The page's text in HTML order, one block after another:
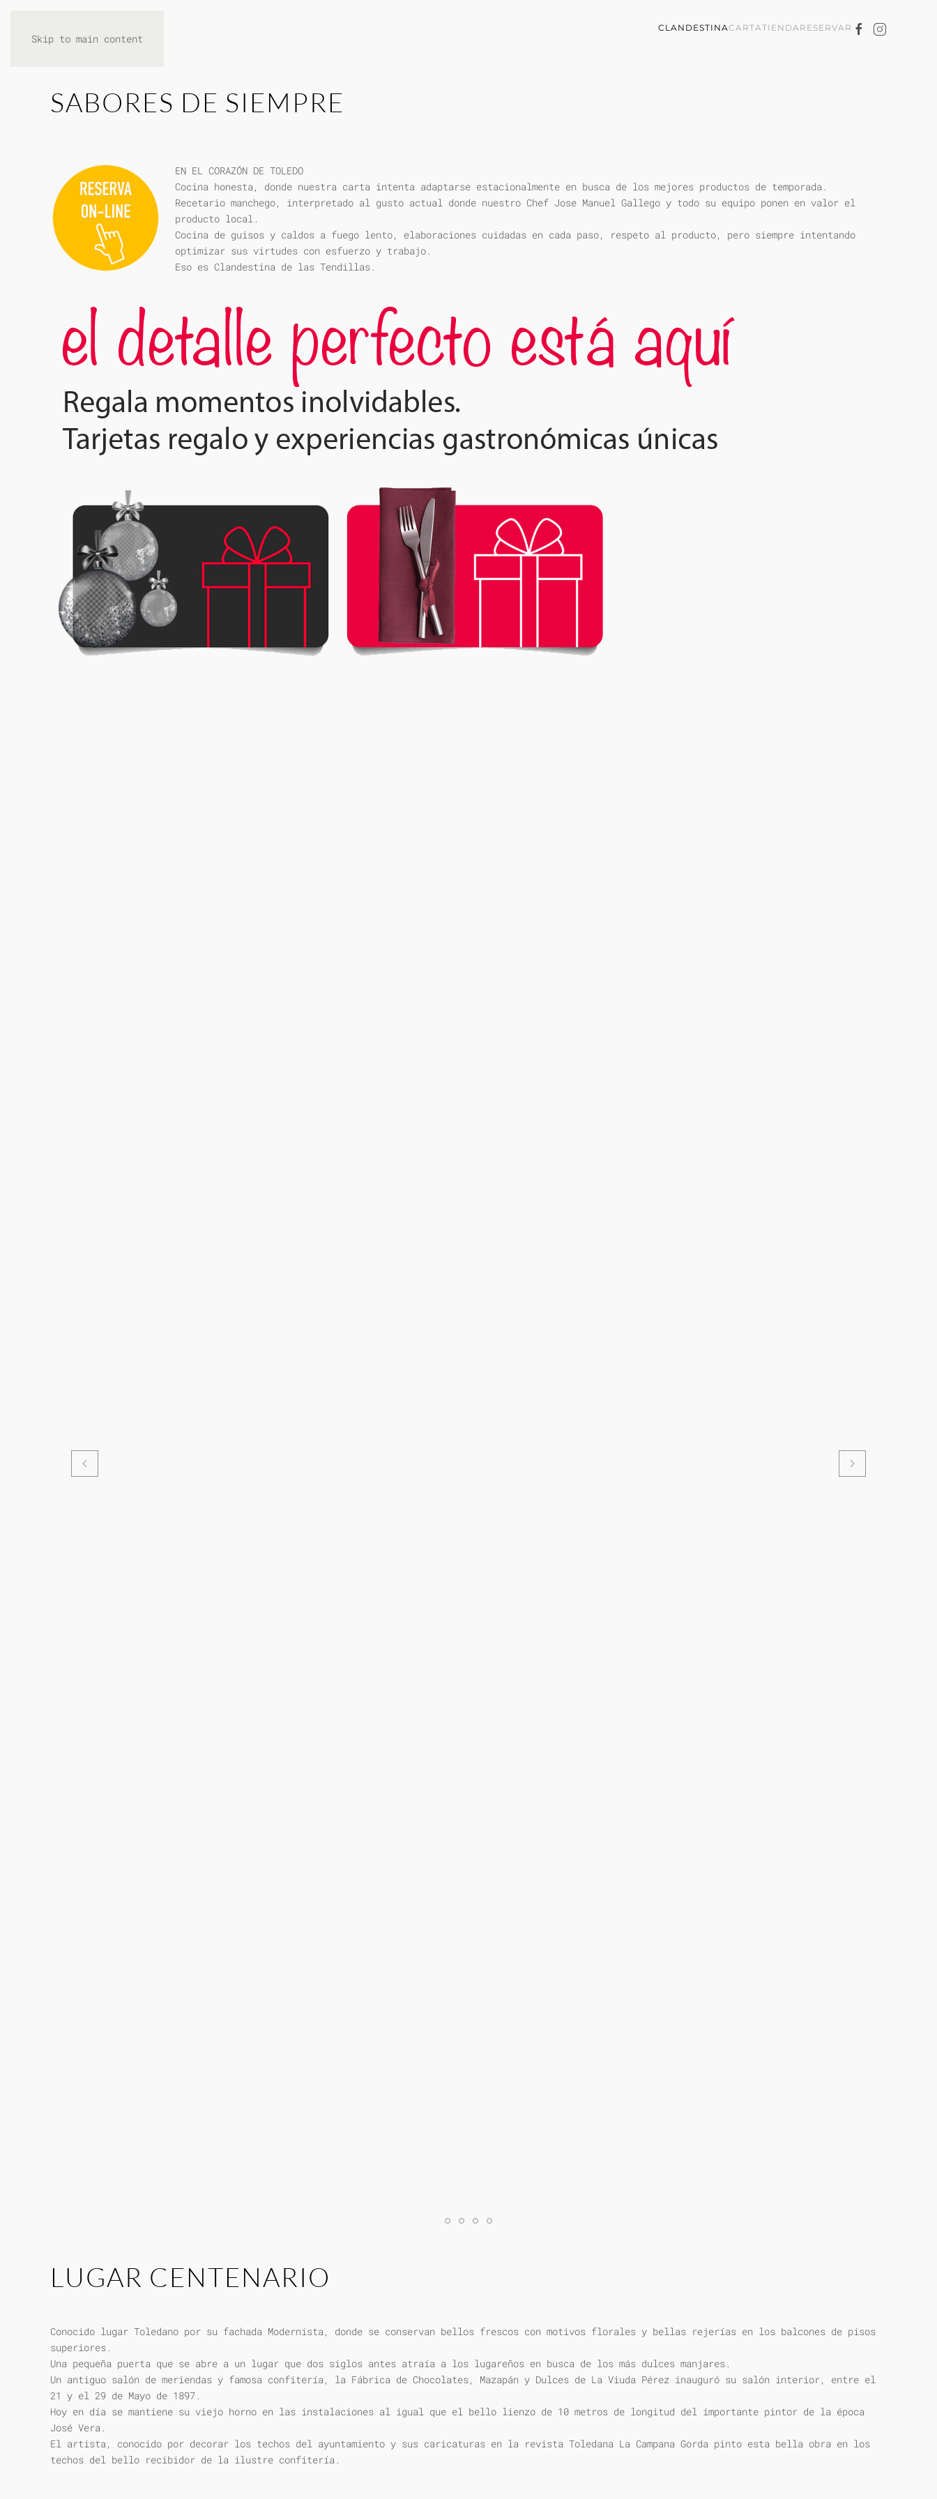
Skip to main content
CLANDESTINACARTATIENDARESERVAR
SABORES DE SIEMPRE
EN EL CORAZÓN DE TOLEDO
Cocina honesta, donde nuestra carta intenta adaptarse estacionalmente en busca de los mejores productos de temporada.
Recetario manchego, interpretado al gusto actual donde nuestro Chef Jose Manuel Gallego y todo su equipo ponen en valor el
producto local.
Cocina de guisos y caldos a fuego lento, elaboraciones cuidadas en cada paso, respeto al producto, pero siempre intentando
optimizar sus virtudes con esfuerzo y trabajo.
Eso es Clandestina de las Tendillas.
LUGAR CENTENARIO
Conocido lugar Toledano por su fachada Modernista, donde se conservan bellos frescos con motivos florales y bellas rejerías en los balcones de pisos
superiores.
Una pequeña puerta que se abre a un lugar que dos siglos antes atraía a los lugareños en busca de los más dulces manjares.
Un antiguo salón de meriendas y famosa confitería, la Fábrica de Chocolates, Mazapán y Dulces de La Viuda Pérez inauguró su salón interior, entre el
21 y el 29 de Mayo de 1897.
Hoy en día se mantiene su viejo horno en las instalaciones al igual que el bello lienzo de 10 metros de longitud del importante pintor de la época
José Vera.
El artista, conocido por decorar los techos del ayuntamiento y sus caricaturas en la revista Toledana La Campana Gorda pinto esta bella obra en los
techos del bello recibidor de la ilustre confitería.